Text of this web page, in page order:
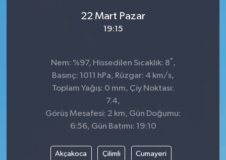
22 Mart Pazar
19:15
Nem: %97, Hissedilen Sıcaklık: 8° ,
Basınç: 1011 hPa, Rüzgar: 4 km/s,
Toplam Yağış: 0 mm, Çiy Noktası:
7.4,
Görüş Mesafesi: 2 km, Gün Doğumu:
6:56, Gün Batımı: 19:10
Akçakoca Çilimli Cumayeri